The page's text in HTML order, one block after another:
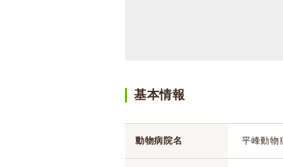
基本情報
動物病院名 平峰動物